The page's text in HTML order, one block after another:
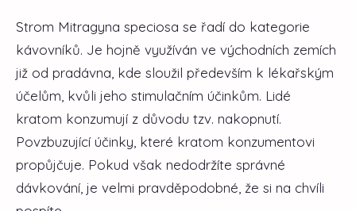
Strom Mitragyna speciosa se řadí do kategorie
kávovníků. Je hojně využíván ve východních zemích
již od pradávna, kde sloužil především k lékařským
účelům, kvůli jeho stimulačním účinkům. Lidé
kratom konzumují z důvodu tzv. nakopnutí.
Povzbuzující účinky, které kratom konzumentovi
propůjčuje. Pokud však nedodržíte správné
dávkování, je velmi pravděpodobné, že si na chvíli